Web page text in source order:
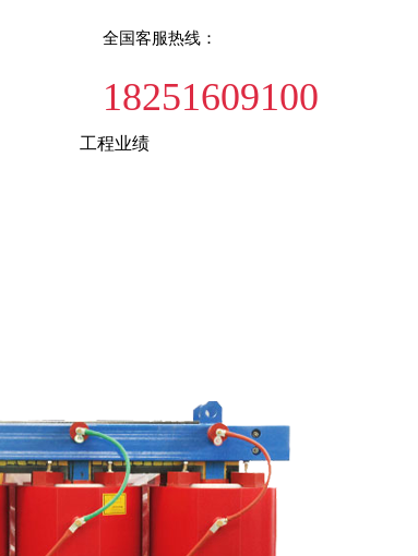
全国客服热线：
18251609100
工程业绩